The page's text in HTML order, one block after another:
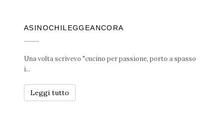
ASINOCHILEGGEANCORA
Una volta scrivevo "cucino per passione, porto a spasso
i...
Leggi tutto